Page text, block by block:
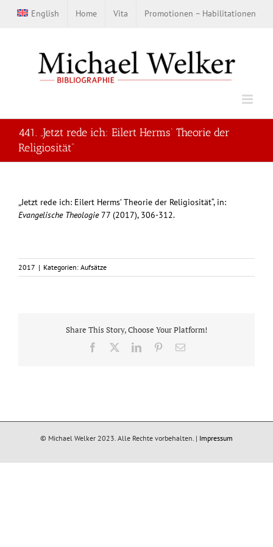
Inhalt
English Home Vita Promotionen – Habilitationen
441. „Jetzt rede ich: Eilert Herms‘ Theorie der
Religiosität“
„Jetzt rede ich: Eilert Herms’ Theorie der Religiosität“, in:
Evangelische Theologie77 (2017), 306-312.
2017 | Kategorien: Aufsätze
Share This Story, Choose Your Platform!
Facebook LinkedInPinterest
E-
© Michael Welker 2023. Alle Rechte vorbehalten. | Impressum